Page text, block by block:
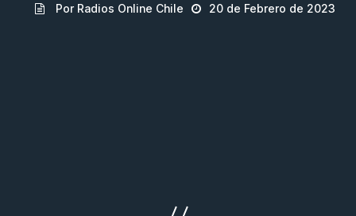
Por Radios Online Chile 20 de Febrero de 2023